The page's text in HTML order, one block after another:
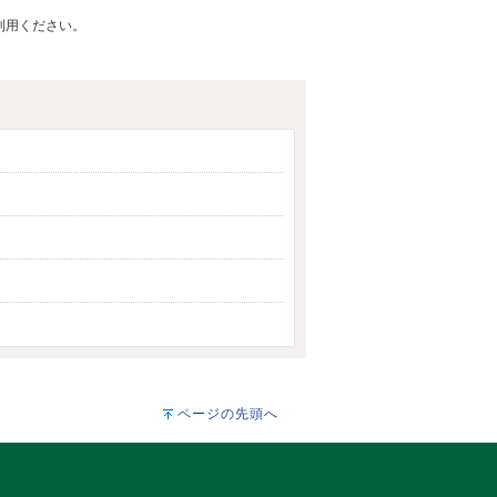
ください。
ページの先頭へ